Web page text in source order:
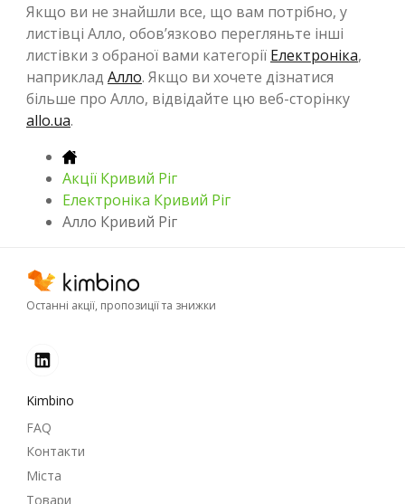
Якщо ви не знайшли все, що вам потрібно, у
листівці Алло, обов’язково перегляньте інші
листівки з обраної вами категорії Електроніка,
наприклад Алло. Якщо ви хочете дізнатися
більше про Алло, відвідайте цю веб-сторінку
allo.ua.
Акції Кривий Ріг
Електроніка Кривий Ріг
Алло Кривий Ріг
Останні акції, пропозиції та знижки
Kimbino
FAQ
Контакти
Міста
Товари